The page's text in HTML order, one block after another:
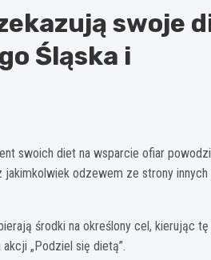
swoje
Śląska i
swoich diet na wsparcie ofiar powodzi
odzewem ze strony innych
środki na określony cel, kierując
„Podziel się dietą”.